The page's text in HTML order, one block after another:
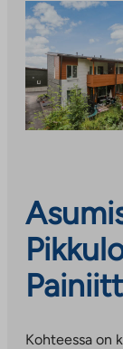
Kohteessa on